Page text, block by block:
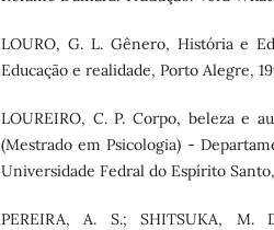
LOURO, G. L. Gênero, História e
Educação e realidade, Porto Alegre,
LOUREIRO, C. P. Corpo, beleza e
(Mestrado em Psicologia) -
Universidade Fedral do Espírito
PEREIRA, A. S.; SHITSUKA, M.